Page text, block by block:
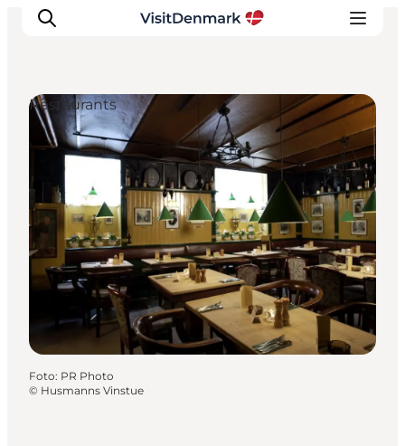
Inspiration
Aktiviteter
Övernatta
Planera resan
Restaurants
Foto: PR Photo
© Husmanns Vinstue